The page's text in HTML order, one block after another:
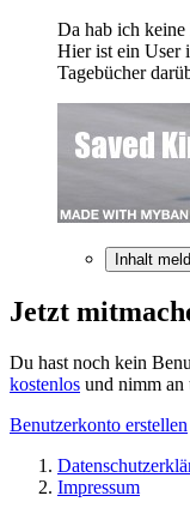
Da hab ich
Hier ist ein User
Tagebücher
Inhalt
Jetzt
Du hast noch kein
kostenlos und nimm an
Benutzerkonto erstellen
Impressum